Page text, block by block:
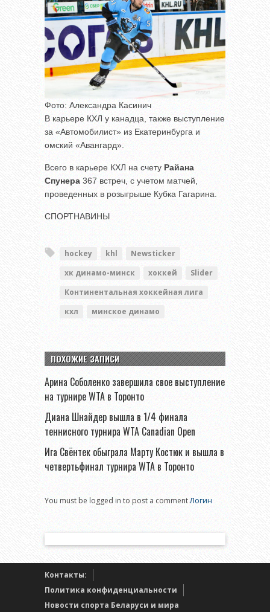
Фото: Александра Касинич
В карьере КХЛ у канадца, также выступление
за «Автомобилист» из Екатеринбурга и
омский «Авангард».
Всего в карьере КХЛ на счету Райана
Спунера 367 встреч, с учетом матчей,
проведенных в розыгрыше Кубка Гагарина.
СПОРТНАВИНЫ
hockey khl
Newsticker
хк динамо-минск
хоккей
Slider
Континентальная хоккейная лига
кхл
минское динамо
ПОХОЖИЕ ЗАПИСИ
Арина Соболенко завершила свое выступление
на турнире WTA в Торонто
Диана Шнайдер вышла в 1/4 финала
теннисного турнира WTA Canadian Open
Ига Свёнтек обыграла Марту Костюк и вышла в
четвертьфинал турнира WTA в Торонто
You must be logged in to post a commentЛогин
Контакты:
Политика конфиденциальности
Новости спорта Беларуси и мира